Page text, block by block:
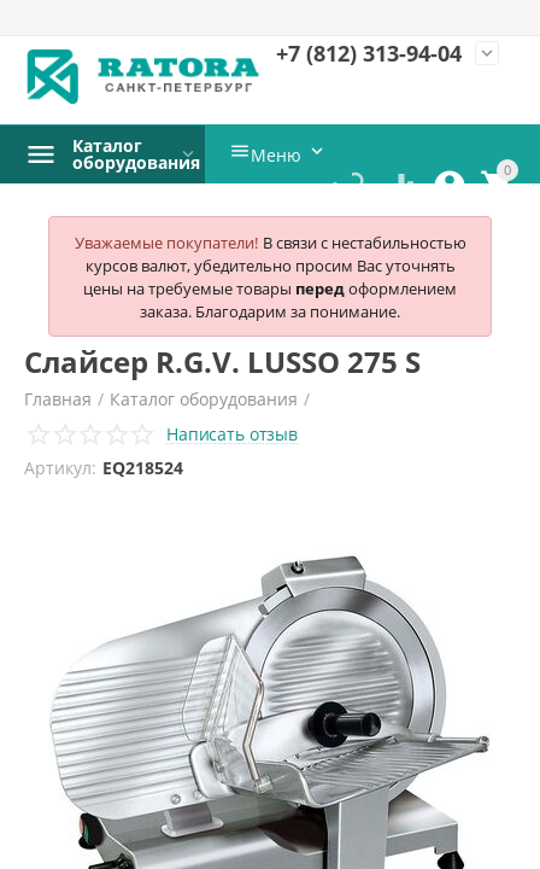
+7 (812) 313-94-04 expand_more
0


 
Каталог
оборудования Меню 
Уважаемые покупатели! В связи с нестабильностью
курсов валют, убедительно просим Вас уточнять
цены на требуемые товары передоформлением
заказа. Благодарим за понимание.
Слайсер R.G.V. LUSSO 275 S
Главная / Каталог оборудования /
Электромеханическое оборудование
Написать отзыв
Артикул: EQ218524